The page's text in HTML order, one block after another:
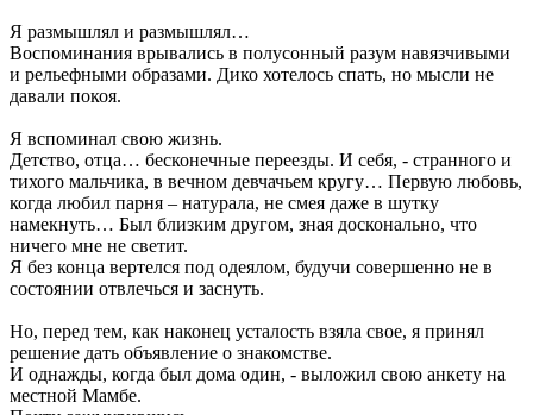
Я размышлял и размышлял…
Воспоминания врывались в полусонный разум навязчивыми
и рельефными образами. Дико хотелось спать, но мысли не
давали покоя.
Я вспоминал свою жизнь.
Детство, отца… бесконечные переезды. И себя, - странного и
тихого мальчика, в вечном девчачьем кругу… Первую любовь,
когда любил парня – натурала, не смея даже в шутку
намекнуть… Был близким другом, зная досконально, что
ничего мне не светит.
Я без конца вертелся под одеялом, будучи совершенно не в
состоянии отвлечься и заснуть.
Но, перед тем, как наконец усталость взяла свое, я принял
решение дать объявление о знакомстве.
И однажды, когда был дома один, - выложил свою анкету на
местной Мамбе.